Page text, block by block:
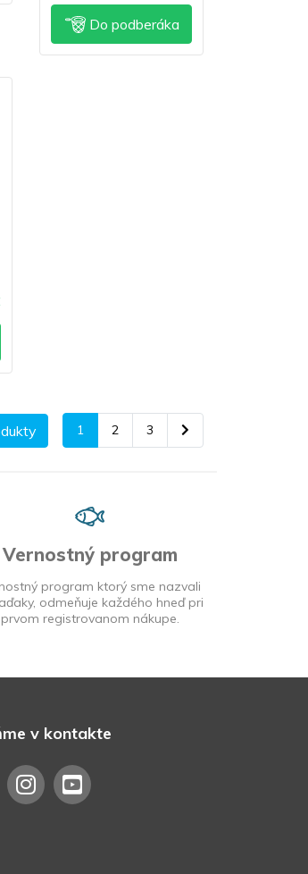
Do podberáka
1 2 3
Vernostný program
program ktorý sme nazvali
odmeňuje každého hneď pri
prvom registrovanom nákupe.
v kontakte